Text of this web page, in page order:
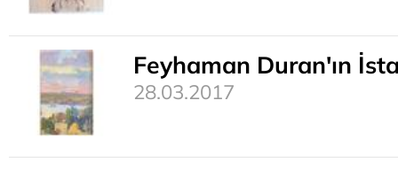
Feyhaman Duran'ın
28.03.2017